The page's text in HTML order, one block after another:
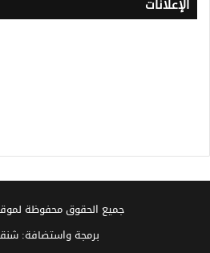
الإعلانات
جميع الحقوق محفوظة
برمجة واستضافة: